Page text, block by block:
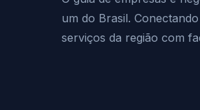
um do Brasil.
serviços da região com